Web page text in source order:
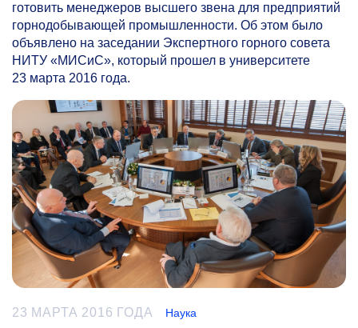
готовить менеджеров высшего звена для предприятий
горнодобывающей промышленности. Об этом было
объявлено на заседании Экспертного горного совета
НИТУ «МИСиС», который прошел в университете
23 марта 2016 года.
23 МАРТА 2016 ГОДА Наука